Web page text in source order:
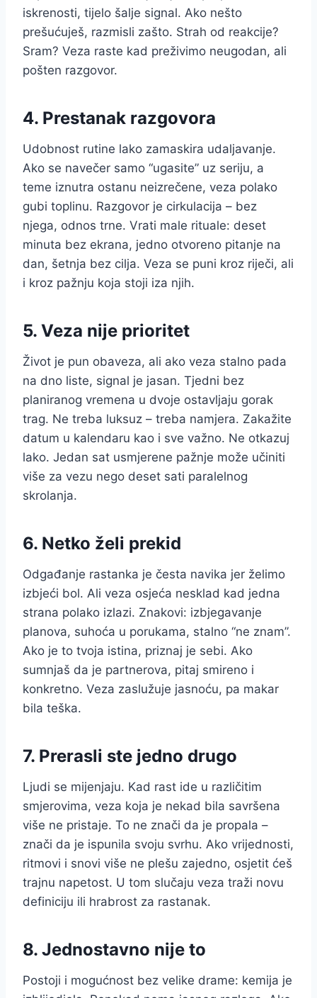
iskrenosti, tijelo šalje signal. Ako nešto
prešućuješ, razmisli zašto. Strah od reakcije?
Sram? Veza raste kad preživimo neugodan, ali
pošten razgovor.
4. Prestanak razgovora
Udobnost rutine lako zamaskira udaljavanje.
Ako se navečer samo “ugasite” uz seriju, a
teme iznutra ostanu neizrečene, veza polako
gubi toplinu. Razgovor je cirkulacija – bez
njega, odnos trne. Vrati male rituale: deset
minuta bez ekrana, jedno otvoreno pitanje na
dan, šetnja bez cilja. Veza se puni kroz riječi, ali
i kroz pažnju koja stoji iza njih.
5. Veza nije prioritet
Život je pun obaveza, ali ako veza stalno pada
na dno liste, signal je jasan. Tjedni bez
planiranog vremena u dvoje ostavljaju gorak
trag. Ne treba luksuz – treba namjera. Zakažite
datum u kalendaru kao i sve važno. Ne otkazuj
lako. Jedan sat usmjerene pažnje može učiniti
više za vezu nego deset sati paralelnog
skrolanja.
6. Netko želi prekid
Odgađanje rastanka je česta navika jer želimo
izbjeći bol. Ali veza osjeća nesklad kad jedna
strana polako izlazi. Znakovi: izbjegavanje
planova, suhoća u porukama, stalno “ne znam”.
Ako je to tvoja istina, priznaj je sebi. Ako
sumnjaš da je partnerova, pitaj smireno i
konkretno. Veza zaslužuje jasnoću, pa makar
bila teška.
7. Prerasli ste jedno drugo
Ljudi se mijenjaju. Kad rast ide u različitim
smjerovima, veza koja je nekad bila savršena
više ne pristaje. To ne znači da je propala –
znači da je ispunila svoju svrhu. Ako vrijednosti,
ritmovi i snovi više ne plešu zajedno, osjetit ćeš
trajnu napetost. U tom slučaju veza traži novu
definiciju ili hrabrost za rastanak.
8. Jednostavno nije to
Postoji i mogućnost bez velike drame: kemija je